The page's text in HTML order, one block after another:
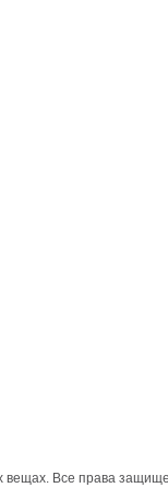
вещах. Все права